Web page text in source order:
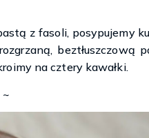
z fasoli, posypujemy
beztłuszczową
na cztery kawałki.